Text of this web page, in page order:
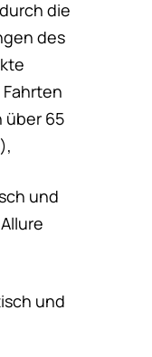
die
des
über 65
und
und